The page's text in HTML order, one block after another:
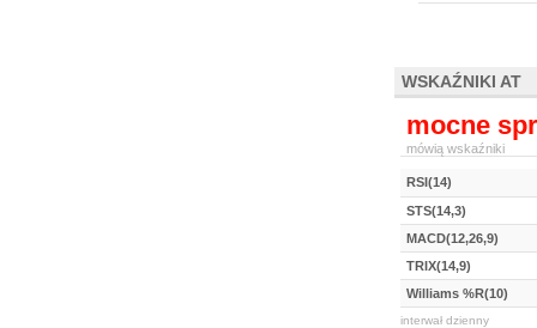
WSKAŹNIKI AT
mocne
mówią wskaźniki
RSI(14)
STS(14,3)
MACD(12,26,9)
TRIX(14,9)
Williams %R(10)
interwał dzienny